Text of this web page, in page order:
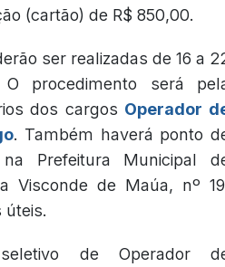
(cartão) de R$ 850,00.
ser realizadas de 16 a
procedimento será
dos cargos Operador
. Também haverá ponto
Prefeitura Municipal
Visconde de Maúa, nº
úteis.
de Operador